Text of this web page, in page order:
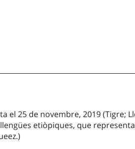
el 25 de novembre, 2019 (Tigre;
etiòpiques, que